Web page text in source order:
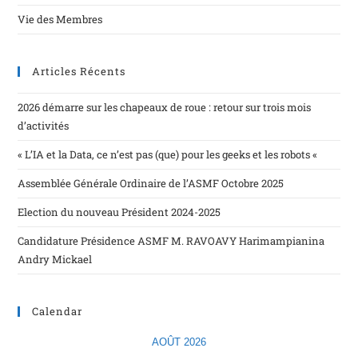
Vie des Membres
Articles Récents
2026 démarre sur les chapeaux de roue : retour sur trois mois
d’activités
« L’IA et la Data, ce n’est pas (que) pour les geeks et les robots «
Assemblée Générale Ordinaire de l’ASMF Octobre 2025
Election du nouveau Président 2024-2025
Candidature Présidence ASMF M. RAVOAVY Harimampianina
Andry Mickael
Calendar
AOÛT 2026